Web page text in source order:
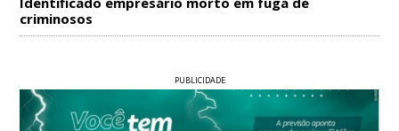
criminosos
PUBLICIDADE